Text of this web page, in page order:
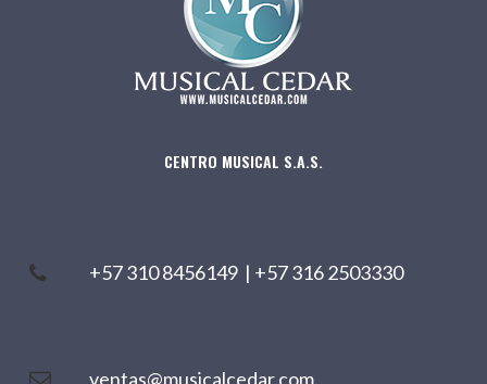
CENTRO MUSICAL S.A.S.
+57 310 8456149 | +57 316 2503330
ventas@musicalcedar.com